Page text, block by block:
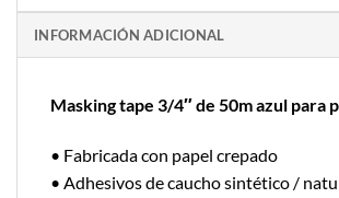
INFORMACIÓN ADICIONAL
Masking tape 3/4″ de 50m azul para
• Fabricada con papel crepado
• Adhesivos de caucho sintético /